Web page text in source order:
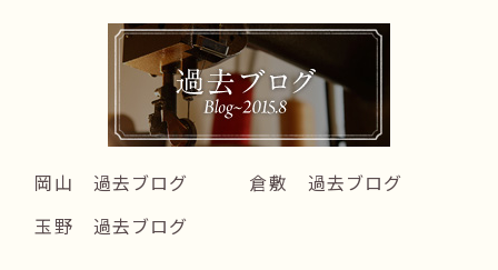
岡山 過去ブログ
倉敷 過去ブログ
玉野 過去ブログ